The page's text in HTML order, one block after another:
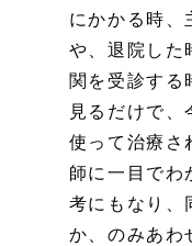
にかかる時、
や、退院した
関を受診する
見るだけで、
使って治療さ
師に一目でわ
考にもなり、
か、のみあわ